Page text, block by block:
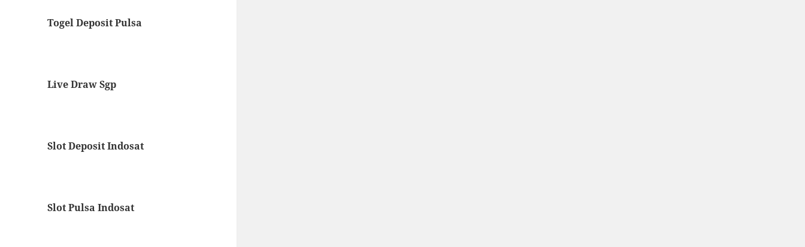
Togel Deposit Pulsa
Live Draw Sgp
Slot Deposit Indosat
Slot Pulsa Indosat